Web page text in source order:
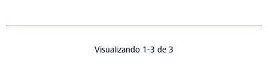
Visualizando 1-3 de 3